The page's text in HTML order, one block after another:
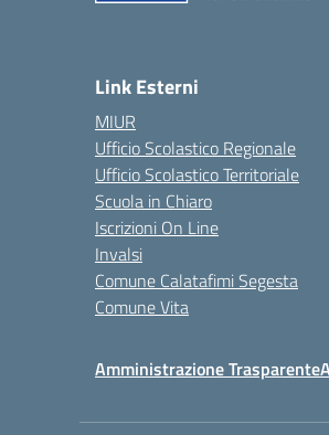
Link Esterni
MIUR
Ufficio Scolastico Regionale
Ufficio Scolastico Territoriale
Scuola in Chiaro
Iscrizioni On Line
Invalsi
Comune Calatafimi Segesta
Comune Vita
Amministrazione Trasparente